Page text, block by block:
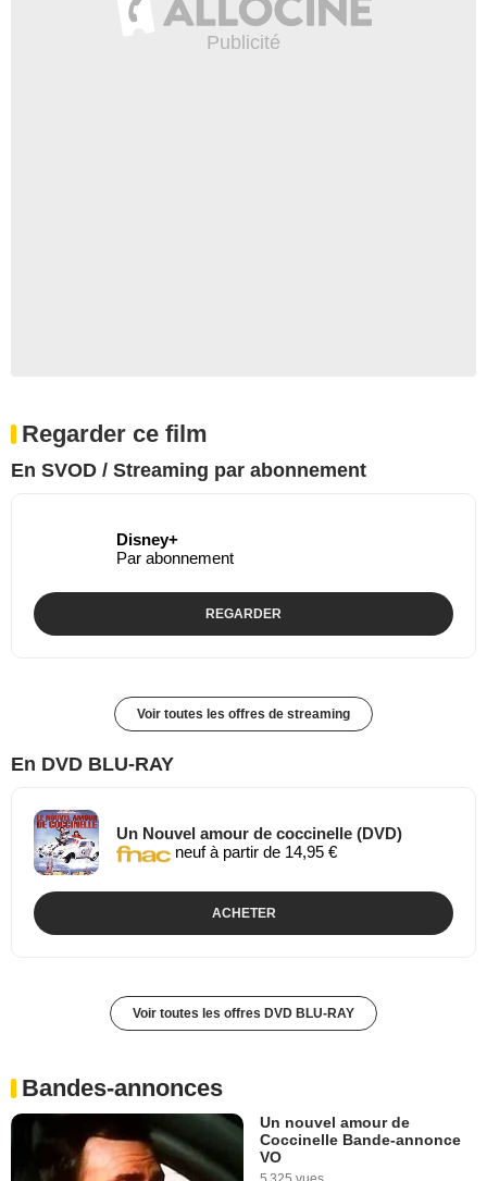
Regarder ce film
En SVOD / Streaming par abonnement
Disney+
Par abonnement
REGARDER
Voir toutes les offres de streaming
En DVD BLU-RAY
Un Nouvel amour de coccinelle (DVD)
neuf à partir de 14,95 €
ACHETER
Voir toutes les offres DVD BLU-RAY
Bandes-annonces
Un nouvel amour de
Coccinelle Bande-annonce
VO